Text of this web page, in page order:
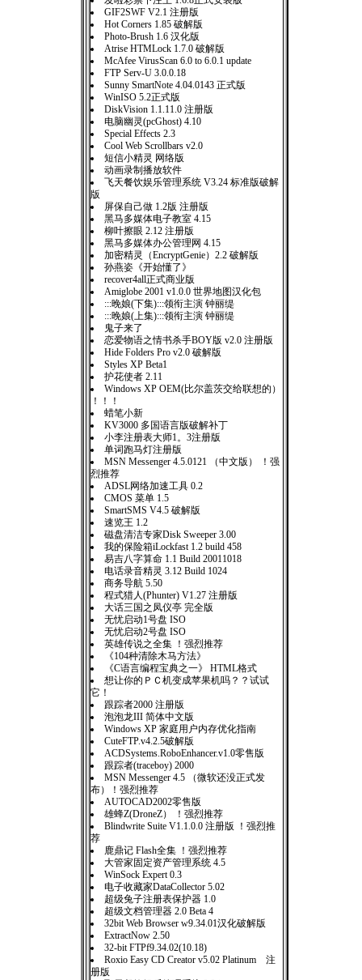
GIF2SWF V2.1 注册版
Hot Corners 1.85 破解版
Photo-Brush 1.6 汉化版
Atrise HTMLock 1.7.0 破解版
McAfee VirusScan 6.0 to 6.0.1 update
FTP Serv-U 3.0.0.18
Sunny SmartNote 4.04.0143 正式版
WinISO 5.2正式版
DiskVision 1.1.11.0 注册版
电脑幽灵(pcGhost) 4.10
Special Effects 2.3
Cool Web Scrollbars v2.0
短信小精灵 网络版
动画录制播放软件
飞天餐饮娱乐管理系统 V3.24 标准版破解
版
屏保自己做 1.2版 注册版
黑马多媒体电子教室 4.15
柳叶擦眼 2.12 注册版
黑马多媒体办公管理网 4.15
加密精灵（EncryptGenie）2.2 破解版
孙燕姿《开始懂了》
recover4all正式商业版
Amiglobe 2001 v1.0.0 世界地图汉化包
:::晚娘(下集):::领衔主演 钟丽缇
:::晚娘(上集):::领衔主演 钟丽缇
鬼子来了
恋爱物语之情书杀手BOY版 v2.0 注册版
Hide Folders Pro v2.0 破解版
Styles XP Beta1
护花使者 2.11
Windows XP OEM(比尔盖茨交给联想的）
！！！
蜡笔小新
KV3000 多国语言版破解补丁
小李注册表大师1。3注册版
单词跑马灯注册版
MSN Messenger 4.5.0121 （中文版） ！强
烈推荐
ADSL网络加速工具 0.2
CMOS 菜单 1.5
SmartSMS V4.5 破解版
速览王 1.2
磁盘清洁专家Disk Sweeper 3.00
我的保险箱iLockfast 1.2 build 458
易吉八字算命 1.1 Build 20011018
电话录音精灵 3.12 Build 1024
商务导航 5.50
程式猎人(Phunter) V1.27 注册版
大话三国之凤仪亭 完全版
无忧启动1号盘 ISO
无忧启动2号盘 ISO
英雄传说之全集 ！强烈推荐
《104种清除木马方法》
《C语言编程宝典之一》 HTML格式
想让你的ＰＣ机变成苹果机吗？？试试
它！
跟踪者2000 注册版
泡泡龙III 简体中文版
Windows XP 家庭用户内存优化指南
CuteFTP.v4.2.5破解版
ACDSystems.RoboEnhancer.v1.0零售版
跟踪者(traceboy) 2000
MSN Messenger 4.5 （微软还没正式发
布）！强烈推荐
AUTOCAD2002零售版
雄蜂Z(DroneZ） ！强烈推荐
Blindwrite Suite V1.1.0.0 注册版 ！强烈推
荐
鹿鼎记 Flash全集 ！强烈推荐
大管家固定资产管理系统 4.5
WinSock Expert 0.3
电子收藏家DataCollector 5.02
超级兔子注册表保护器 1.0
超级文档管理器 2.0 Beta 4
32bit Web Browser w9.34.01汉化破解版
ExtractNow 2.50
32-bit FTPf9.34.02(10.18)
Roxio Easy CD Creator v5.02 Platinum 注
册版